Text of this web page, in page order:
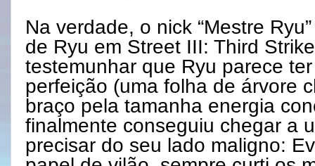
Na verdade, o nick “Mestre
de Ryu em Street III: Third
testemunhar que Ryu parece
perfeição (uma folha de árvore
braço pela tamanha energia
finalmente conseguiu chegar a
precisar do seu lado maligno: